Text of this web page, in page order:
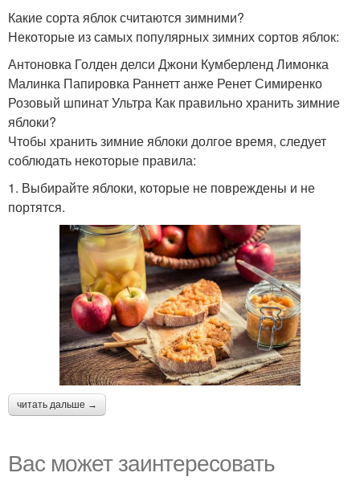
Какие сорта яблок считаются зимними?
Некоторые из самых популярных зимних сортов яблок:
Антоновка Голден делси Джони Кумберленд Лимонка
Малинка Папировка Раннетт анже Ренет Симиренко
Розовый шпинат Ультра Как правильно хранить зимние
яблоки?
Чтобы хранить зимние яблоки долгое время, следует
соблюдать некоторые правила:
1. Выбирайте яблоки, которые не повреждены и не
портятся.
читать дальше →
Вас может заинтересовать